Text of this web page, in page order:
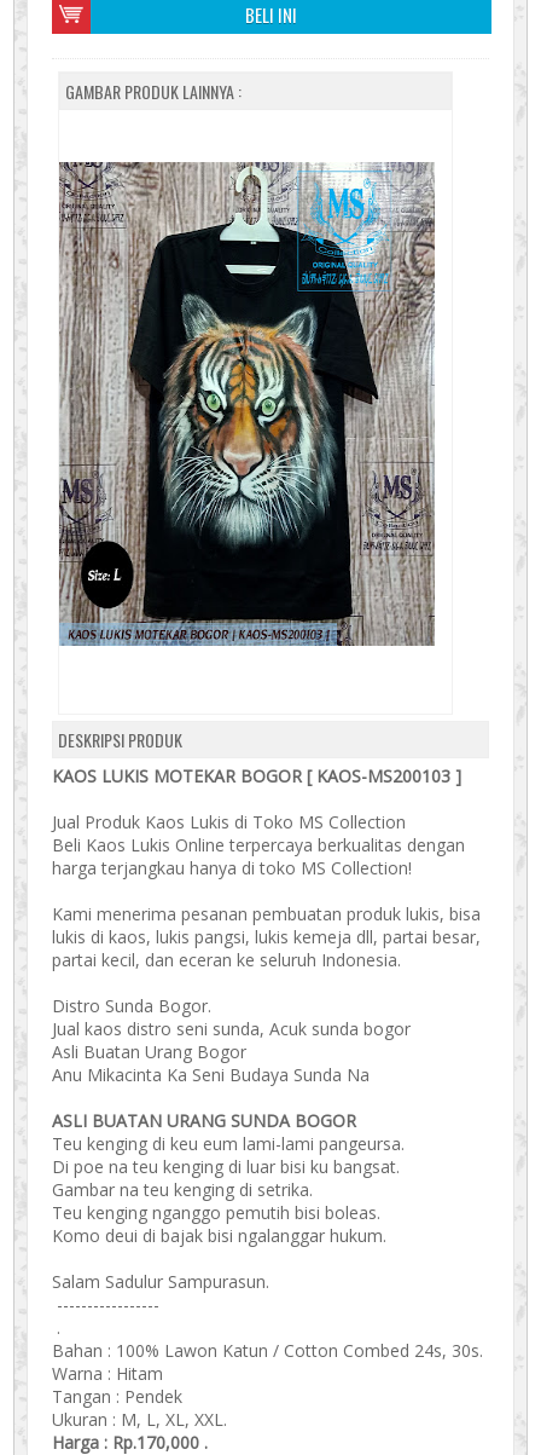
BELI INI
GAMBAR PRODUK LAINNYA :
DESKRIPSI PRODUK
KAOS LUKIS MOTEKAR BOGOR [ KAOS-MS200103 ]
Jual Produk Kaos Lukis di Toko MS Collection
Beli Kaos Lukis Online terpercaya berkualitas dengan
harga terjangkau hanya di toko MS Collection!
Kami menerima pesanan pembuatan produk lukis, bisa
lukis di kaos, lukis pangsi, lukis kemeja dll, partai besar,
partai kecil, dan eceran ke seluruh Indonesia.
Distro Sunda Bogor.
Jual kaos distro seni sunda, Acuk sunda bogor
Asli Buatan Urang Bogor
Anu Mikacinta Ka Seni Budaya Sunda Na
ASLI BUATAN URANG SUNDA BOGOR
Teu kenging di keu eum lami-lami pangeursa.
Di poe na teu kenging di luar bisi ku bangsat.
Gambar na teu kenging di setrika.
Teu kenging nganggo pemutih bisi boleas.
Komo deui di bajak bisi ngalanggar hukum.
Salam Sadulur Sampurasun.
-----------------
.
Bahan : 100% Lawon Katun / Cotton Combed 24s, 30s.
Warna : Hitam
Tangan : Pendek
Ukuran : M, L, XL, XXL.
Harga : Rp.170,000 .